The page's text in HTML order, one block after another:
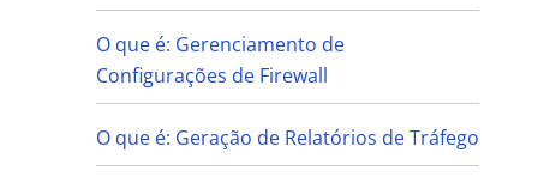
O que é: Gerenciamento de
Configurações de Firewall
O que é: Geração de Relatórios de Tráfego